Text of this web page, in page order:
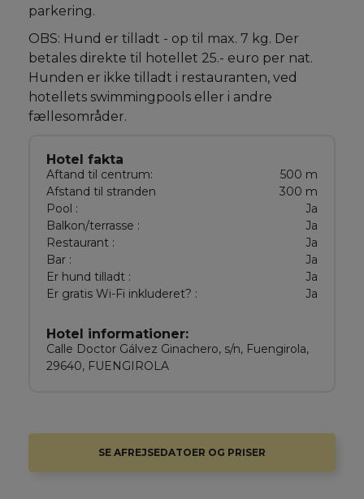
parkering.
OBS: Hund er tilladt - op til max. 7 kg. Der
betales direkte til hotellet 25.- euro per nat.
Hunden er ikke tilladt i restauranten, ved
hotellets swimmingpools eller i andre
fællesområder.
Hotel fakta
Aftand til centrum:
500 m
Afstand til stranden
300 m
Pool :
Ja
Balkon/terrasse :
Ja
Restaurant :
Ja
Bar :
Ja
Er hund tilladt :
Ja
Er gratis Wi-Fi inkluderet? :
Ja
Hotel informationer:
Calle Doctor Gálvez Ginachero, s/n, Fuengirola,
29640, FUENGIROLA
SE AFREJSEDATOER OG PRISER